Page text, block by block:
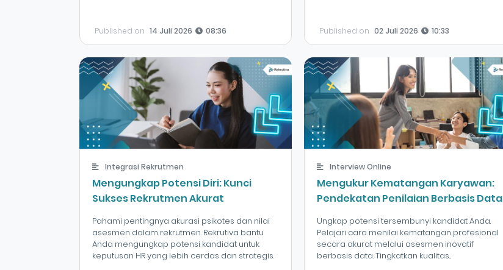
Published on 14 Juli 2026 08:36 Published on 02 Juli 2026 10:33
Integrasi Rekrutmen
Mengungkap Potensi Diri: Kunci
Sukses Rekrutmen Akurat
Pahami pentingnya akurasi psikotes dan nilai
asesmen dalam rekrutmen. Rekrutiva bantu
Anda mengungkap potensi kandidat untuk
keputusan HR yang lebih cerdas dan strategis.
Interview Online
Mengukur Kematangan Karyawan:
Pendekatan Penilaian Berbasis Data
Ungkap potensi tersembunyi kandidat Anda.
Pelajari cara menilai kematangan profesional
secara akurat melalui asesmen inovatif
berbasis data. Tingkatkan kualitas...